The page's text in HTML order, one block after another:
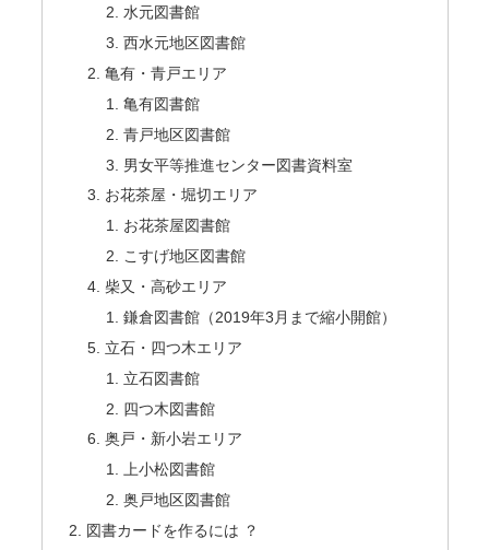
水元図書館
西水元地区図書館
亀有・青戸エリア
亀有図書館
青戸地区図書館
男女平等推進センター図書資料室
お花茶屋・堀切エリア
お花茶屋図書館
こすげ地区図書館
柴又・高砂エリア
鎌倉図書館（2019年3月まで縮小開館）
立石・四つ木エリア
立石図書館
四つ木図書館
奥戸・新小岩エリア
上小松図書館
奥戸地区図書館
図書カードを作るには ？